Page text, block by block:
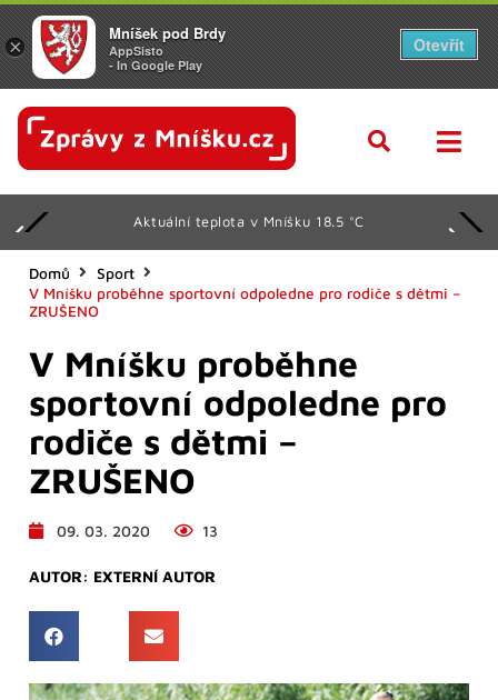
Aktuální teplota v Mníšku 18.5 °C
Domů
Sport
V Mníšku proběhne sportovní odpoledne pro rodiče s dětmi –
ZRUŠENO
V Mníšku proběhne
sportovní odpoledne pro
rodiče s dětmi –
ZRUŠENO
09. 03. 2020 13
AUTOR: EXTERNÍ AUTOR
×
Mníšek pod Brdy
AppSisto
- In Google Play
Otevřít